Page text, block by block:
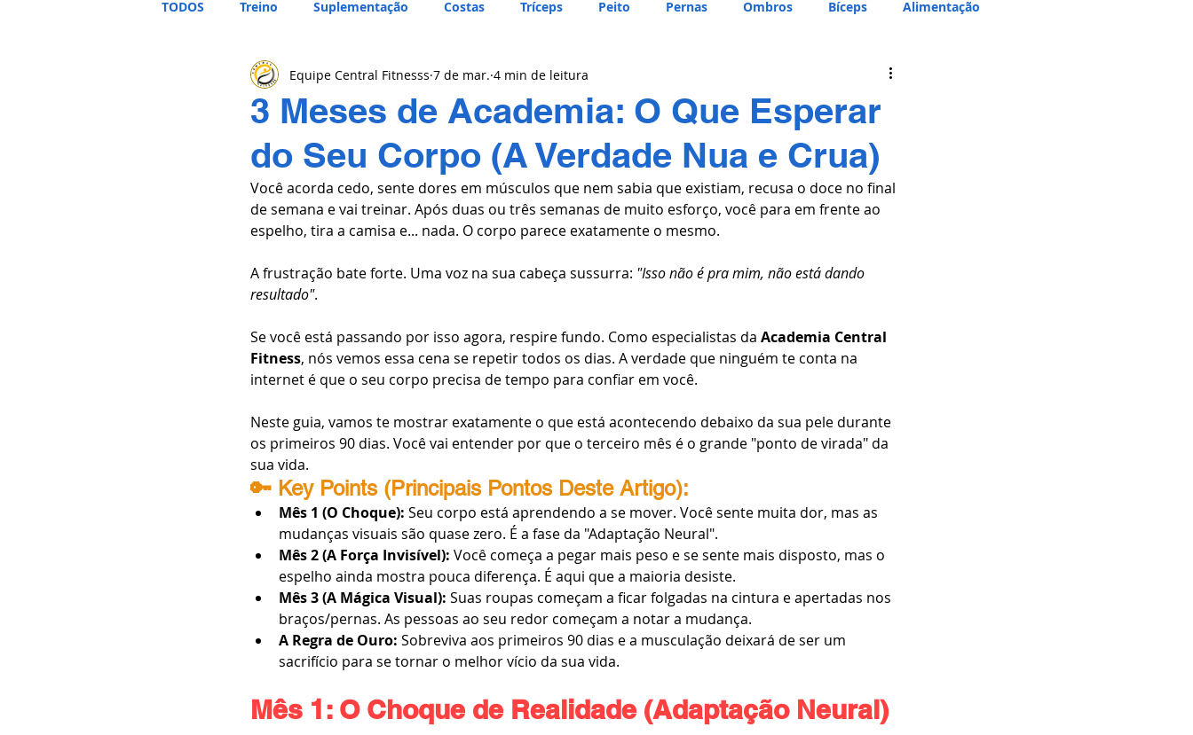
TODOS Treino Suplementação Costas Tríceps Peito Pernas Ombros Bíceps Alimentação
3 Meses de Academia: O Que Esperar
do Seu Corpo (A Verdade Nua e Crua)
Equipe Central Fitnesss 7 de mar. 4 min de leitura
Você acorda cedo, sente dores em músculos que nem sabia que existiam, recusa o doce no final
de semana e vai treinar. Após duas ou três semanas de muito esforço, você para em frente ao
espelho, tira a camisa e... nada. O corpo parece exatamente o mesmo.
A frustração bate forte. Uma voz na sua cabeça sussurra: "Isso não é pra mim, não está dando
resultado".
Se você está passando por isso agora, respire fundo. Como especialistas da Academia Central
Fitness, nós vemos essa cena se repetir todos os dias. A verdade que ninguém te conta na
internet é que o seu corpo precisa de tempo para confiar em você.
Neste guia, vamos te mostrar exatamente o que está acontecendo debaixo da sua pele durante
os primeiros 90 dias. Você vai entender por que o terceiro mês é o grande "ponto de virada" da
sua vida.
🔑 Key Points (Principais Pontos Deste Artigo):
Mês 1 (O Choque): Seu corpo está aprendendo a se mover. Você sente muita dor, mas as
mudanças visuais são quase zero. É a fase da "Adaptação Neural".
Mês 2 (A Força Invisível): Você começa a pegar mais peso e se sente mais disposto, mas o
espelho ainda mostra pouca diferença. É aqui que a maioria desiste.
Mês 3 (A Mágica Visual): Suas roupas começam a ficar folgadas na cintura e apertadas nos
braços/pernas. As pessoas ao seu redor começam a notar a mudança.
A Regra de Ouro: Sobreviva aos primeiros 90 dias e a musculação deixará de ser um
sacrifício para se tornar o melhor vício da sua vida.
Mês 1: O Choque de Realidade (Adaptação Neural)